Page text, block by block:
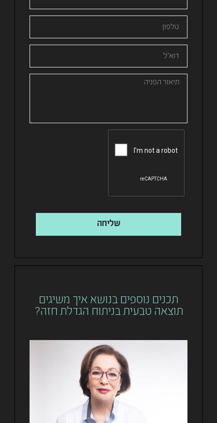
שליחה
תכנים נוספים בנושא איך משיגים
תוצאה טבעית בניתוח הגדלת חזה?